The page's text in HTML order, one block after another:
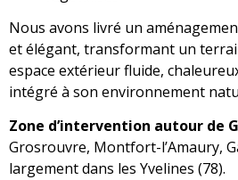
Nous avons livré un
et élégant, transformant un
espace extérieur fluide,
intégré à son environnement
Zone d’intervention autour de
Grosrouvre, Montfort-l’Amaury,
largement dans les Yvelines (78).